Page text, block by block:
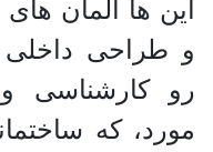
این ها المان
و طراحی
رو کارشناسی
مورد، که